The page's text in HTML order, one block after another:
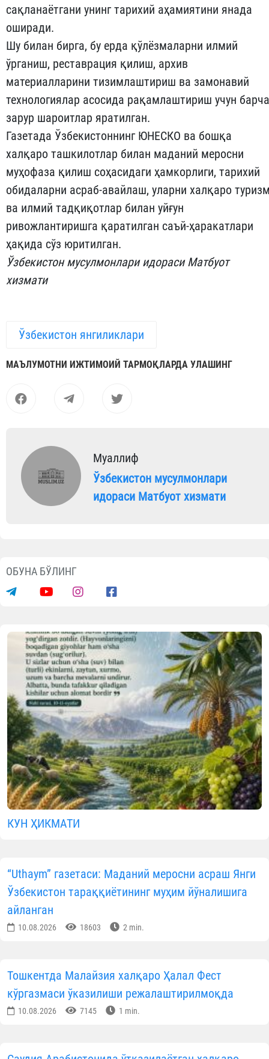
сақланаётгани унинг тарихий аҳамиятини янада
оширади.
Шу билан бирга, бу ерда қўлёзмаларни илмий
ўрганиш, реставрация қилиш, архив
материалларини тизимлаштириш ва замонавий
технологиялар асосида рақамлаштириш учун барча
зарур шароитлар яратилган.
Газетада Ўзбекистоннинг ЮНЕСКО ва бошқа
халқаро ташкилотлар билан маданий меросни
муҳофаза қилиш соҳасидаги ҳамкорлиги, тарихий
обидаларни асраб-авайлаш, уларни халқаро
ва илмий тадқиқотлар билан уйғун
ривожлантиришга қаратилган саъй-ҳаракатлари
ҳақида сўз юритилган.
Ўзбекистон мусулмонлари идораси Матбуот
хизмати
Ўзбекистон янгиликлари
МАЪЛУМОТНИ ИЖТИМОИЙ ТАРМОҚЛАРДА УЛАШИНГ
Муаллиф
Ўзбекистон мусулмонлари
идораси Матбуот хизмати
ОБУНА БЎЛИНГ
КУН ҲИКМАТИ
“Uthaym” газетаси: Маданий меросни асраш Янги
Ўзбекистон тараққиётининг муҳим йўналишига
айланган
10.08.2026 18603 2 min.
Тошкентда Малайзия халқаро Ҳалал Фест
кўргазмаси ўказилиши режалаштирилмоқда
10.08.2026 7145 1 min.